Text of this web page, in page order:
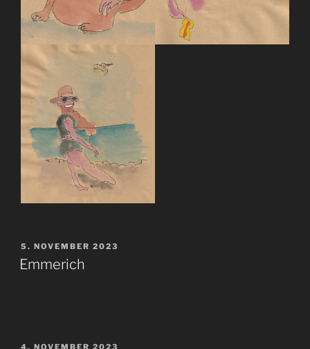
VERÖFFENTLICHT
AM
5. NOVEMBER 2023
Emmerich
VERÖFFENTLICHT
4. NOVEMBER 2023